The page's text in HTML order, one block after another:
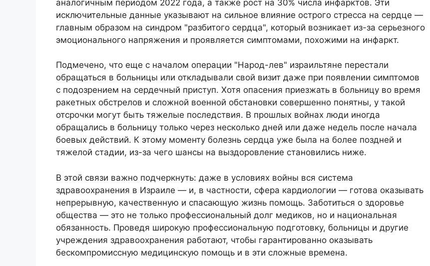
аналогичным периодом 2022 года, а также рост на 30% числа инфарктов. Эти
исключительные данные указывают на сильное влияние острого стресса на сердце —
главным образом на синдром "разбитого сердца", который возникает из-за серьезного
эмоционального напряжения и проявляется симптомами, похожими на инфаркт.
Подмечено, что еще с началом операции "Народ-лев" израильтяне перестали
обращаться в больницы или откладывали свой визит даже при появлении симптомов
с подозрением на сердечный приступ. Хотя опасения приезжать в больницу во время
ракетных обстрелов и сложной военной обстановки совершенно понятны, у такой
отсрочки могут быть тяжелые последствия. В прошлых войнах люди иногда
обращались в больницу только через несколько дней или даже недель после начала
боевых действий. К этому моменту болезнь сердца уже была на более поздней и
тяжелой стадии, из-за чего шансы на выздоровление становились ниже.
В этой связи важно подчеркнуть: даже в условиях войны вся система
здравоохранения в Израиле — и, в частности, сфера кардиологии — готова оказывать
непрерывную, качественную и спасающую жизнь помощь. Заботиться о здоровье
общества — это не только профессиональный долг медиков, но и национальная
обязанность. Проведя широкую профессиональную подготовку, больницы и другие
учреждения здравоохранения работают, чтобы гарантированно оказывать
бескомпромиссную медицинскую помощь и в эти сложные времена.